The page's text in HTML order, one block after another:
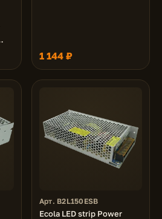
1 144 ₽
Арт. B2L150ESB
Ecola LED strip Power